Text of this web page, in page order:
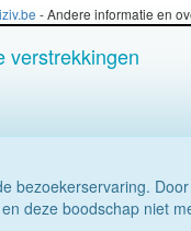
- Andere informatie en
verstrekkingen
bezoekerservaring.
deze boodschap niet